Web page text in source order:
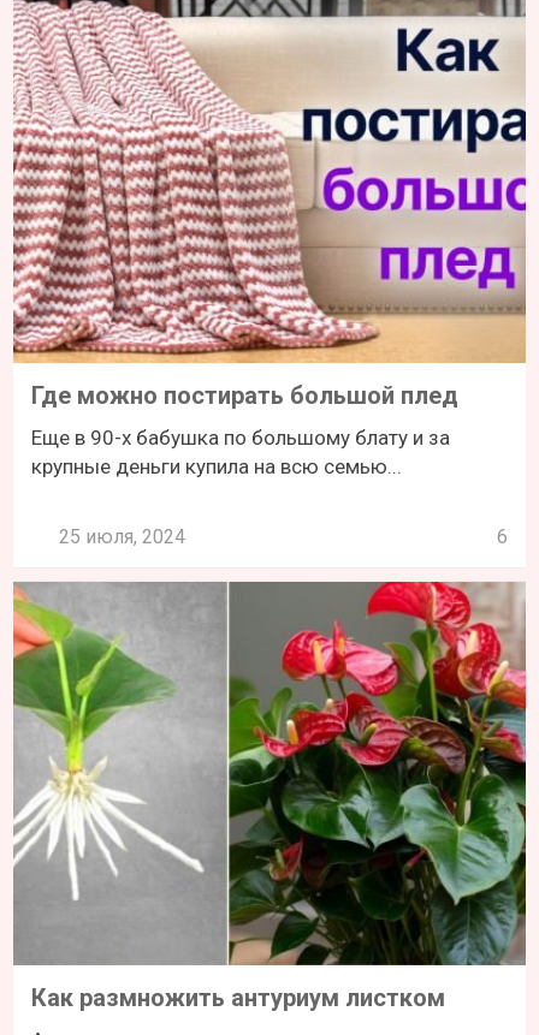
Где можно постирать большой плед
Еще в 90-х бабушка по большому блату и за
крупные деньги купила на всю семью...
25 июля, 2024 6
Как размножить антуриум листком